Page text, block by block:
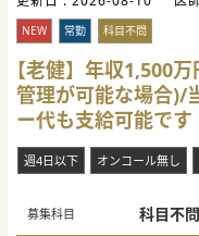
せん
【医療機関情報】
■地域の高齢者施設
365日にわたって医療
■理事長が在宅専門医
ックとしても在宅専門
す
勤の方も日数を増やし
NEW 常勤 科目不問
【老健】年収1,500
管理が可能な場合)/
ー代も支給可能です
週4日以下 オンコール無し
募集科目 科目不問